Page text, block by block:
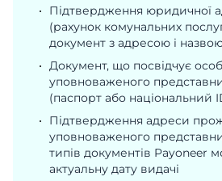
Підтвердження юридичної
(рахунок комунальних
документ з адресою і
Документ, що посвідчує
уповноваженого
(паспорт або національний
Підтвердження адреси
уповноваженого
типів документів Payoneer
актуальну дату видачі